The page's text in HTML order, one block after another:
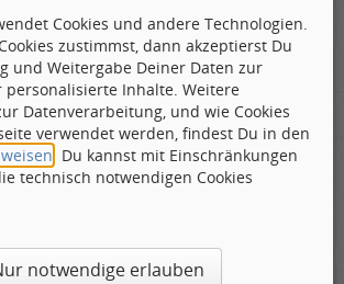
Im vorliegenden Fall
handelt es sich weder um
einen Prozeß, noch um ein
Auto, sondern um eine
schottische Band. Die
Jungs aus Glasgow zeigen
sich auf ihrer Scheibe
stark an die Gruppe Cream
und dunkler. Typisch aus
und Bodkin lassen grüßen....
Cookies und andere Technologien.
zustimmst, dann akzeptierst Du
und Weitergabe Deiner Daten zur
personalisierte Inhalte. Weitere
Datenverarbeitung, und wie Cookies
verwendet werden, findest Du in den
. Du kannst mit Einschränkungen
technisch notwendigen Cookies
notwendige erlauben